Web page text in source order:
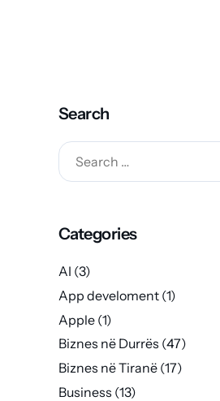
Search
Categories
AI (3)
App develoment (1)
Apple (1)
Biznes në Durrës (47)
Biznes në Tiranë (17)
Business (13)